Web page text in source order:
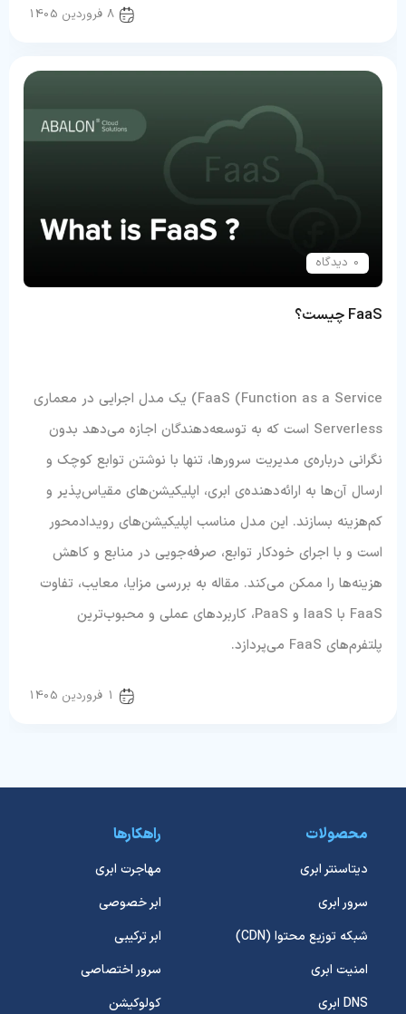
8 فروردین 1405
0 دیدگاه
FaaS چیست؟
FaaS (Function as a Service) یک مدل اجرایی در معماری
Serverless است که به توسعه‌دهندگان اجازه می‌دهد بدون
نگرانی درباره‌ی مدیریت سرورها، تنها با نوشتن توابع کوچک و
ارسال آن‌ها به ارائه‌دهنده‌ی ابری، اپلیکیشن‌های مقیاس‌پذیر و
کم‌هزینه بسازند. این مدل مناسب اپلیکیشن‌های رویدادمحور
است و با اجرای خودکار توابع، صرفه‌جویی در منابع و کاهش
هزینه‌ها را ممکن می‌کند. مقاله به بررسی مزایا، معایب، تفاوت
FaaS با IaaS و PaaS، کاربردهای عملی و محبوب‌ترین
پلتفرم‌های FaaS می‌پردازد.
1 فروردین 1405
محصولات
دیتاسنتر ابری
سرور ابری
شبکه توزیع محتوا (CDN)
امنیت ابری
DNS ابری
راهکارها
مهاجرت ابری
ابر خصوصی
ابر ترکیبی
سرور اختصاصی
کولوکیشن